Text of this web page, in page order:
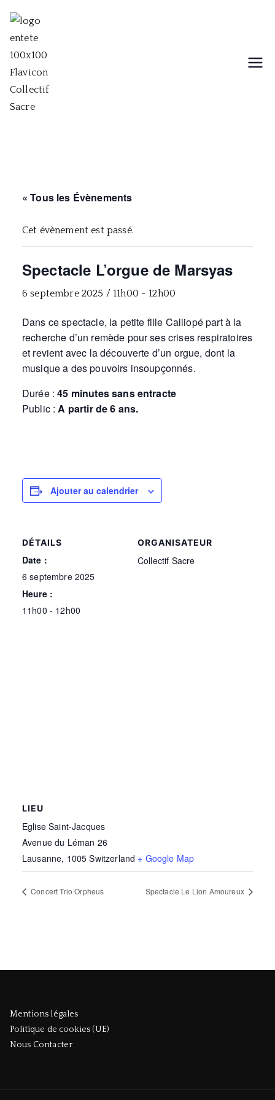
au
contenu
« Tous les Évènements
Cet évènement est passé.
Spectacle L’orgue de Marsyas
6 septembre 2025 / 11h00 - 12h00
Dans ce spectacle, la petite fille Calliopépartà la
recherche d’un remède pour ses crises respiratoires
et revient avec la découverte d’un orgue, dont la
musique a des pouvoirs insoupçonnés.
Durée :45 minutes sans entracte
Public :A partir de 6 ans.
Ajouter au calendrier
DÉTAILS
Date :
6 septembre 2025
Heure :
11h00 - 12h00
ORGANISATEUR
Collectif Sacre
LIEU
Eglise Saint-Jacques
Avenue du Léman 26
Lausanne, 1005 Switzerland + Google Map
Concert Trio Orpheus Spectacle Le Lion Amoureux
Mentions légales
Politique de cookies (UE)
Nous Contacter